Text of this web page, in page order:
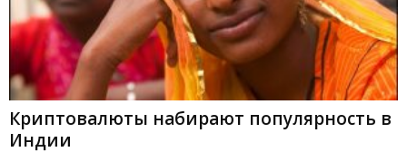
Криптовалюты набирают популярность в
Индии